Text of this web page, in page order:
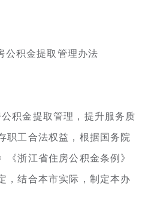
公积金提取管理办法
积金提取管理，提升服务质
职工合法权益，根据国务院
《浙江省住房公积金条例》
，结合本市实际，制定本办